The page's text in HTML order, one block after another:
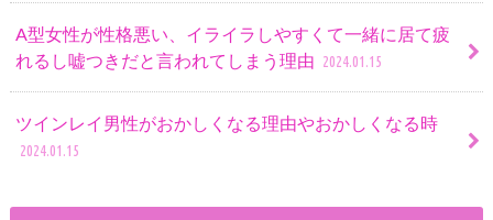
A型女性が性格悪い、イライラしやすくて一緒に居て疲
れるし嘘つきだと言われてしまう理由 2024.01.15
ツインレイ男性がおかしくなる理由やおかしくなる時
2024.01.15